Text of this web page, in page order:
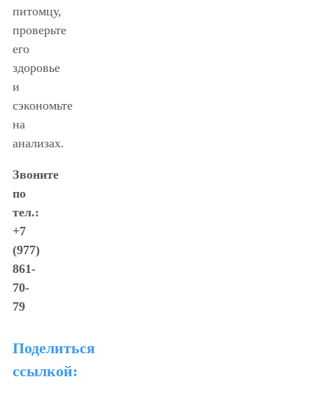
питомцу,
проверьте
его
здоровье
и
сэкономьте
на
анализах.
Звоните
по
тел.:
+7
(977)
861-
70-
79
Поделиться
ссылкой: